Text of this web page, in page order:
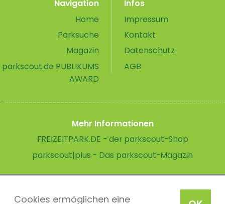
Cookies ermöglichen eine
Navigation
Home
Parksuche
Magazin
parkscout.de PUBLIKUMS
AWARD
Infos
Impressum
Kontakt
Datenschutz
AGB
Mehr Informationen
FREIZEITPARK.DE - der parkscout-Shop
parkscout|plus - Das parkscout-Magazin